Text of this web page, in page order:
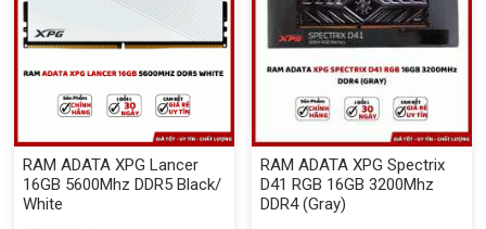
RAM ADATA XPG Lancer
16GB 5600Mhz DDR5 Black/
White
RAM ADATA XPG Spectrix
D41 RGB 16GB 3200Mhz
DDR4 (Gray)